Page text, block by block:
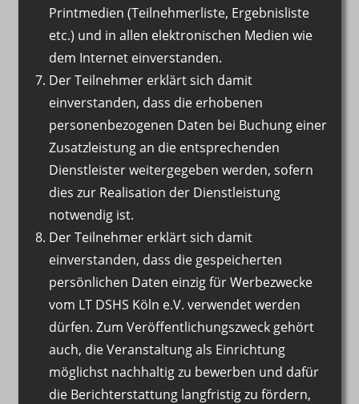
Printmedien (Teilnehmerliste, Ergebnisliste
etc.) und in allen elektronischen Medien wie
dem Internet einverstanden.
Der Teilnehmer erklärt sich damit
einverstanden, dass die erhobenen
personenbezogenen Daten bei Buchung einer
Zusatzleistung an die entsprechenden
Dienstleister weitergegeben werden, sofern
dies zur Realisation der Dienstleistung
notwendig ist.
Der Teilnehmer erklärt sich damit
einverstanden, dass die gespeicherten
persönlichen Daten einzig für Werbezwecke
vom LT DSHS Köln e.V. verwendet werden
dürfen. Zum Veröffentlichungszweck gehört
auch, die Veranstaltung als Einrichtung
möglichst nachhaltig zu bewerben und dafür
die Berichterstattung langfristig zu fördern,